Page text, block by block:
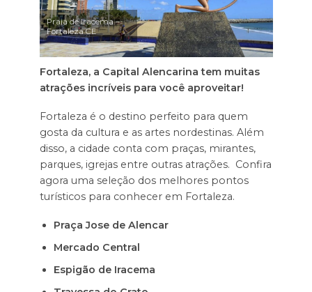
Praia de Iracema –
Fortaleza CE
Fortaleza, a Capital Alencarina tem muitas
atrações incríveis para você aproveitar!
Fortaleza é o destino perfeito para quem
gosta da cultura e as artes nordestinas. Além
disso, a cidade conta com praças, mirantes,
parques, igrejas entre outras atrações. Confira
agora uma seleção dos melhores pontos
turísticos para conhecer em Fortaleza.
Praça Jose de Alencar
Mercado Central
Espigão de Iracema